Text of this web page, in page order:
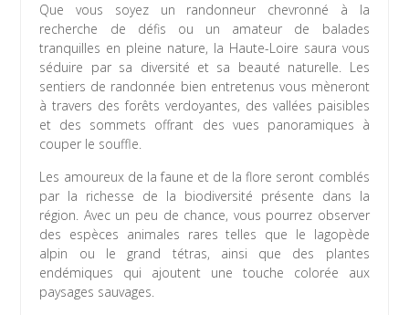
Que vous soyez un randonneur chevronné à la
recherche de défis ou un amateur de balades
tranquilles en pleine nature, la Haute-Loire saura vous
séduire par sa diversité et sa beauté naturelle. Les
sentiers de randonnée bien entretenus vous mèneront
à travers des forêts verdoyantes, des vallées paisibles
et des sommets offrant des vues panoramiques à
couper le souffle.
Les amoureux de la faune et de la flore seront comblés
par la richesse de la biodiversité présente dans la
région. Avec un peu de chance, vous pourrez observer
des espèces animales rares telles que le lagopède
alpin ou le grand tétras, ainsi que des plantes
endémiques qui ajoutent une touche colorée aux
paysages sauvages.